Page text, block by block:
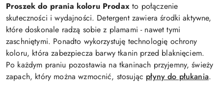
Proszek do prania koloru Prodaxto połączenie
skuteczności i wydajności. Detergent zawiera środki aktywne,
które doskonale radzą sobie z plamami - nawet tymi
zaschniętymi. Ponadto wykorzystuję technologię ochrony
koloru, która zabezpiecza barwy tkanin przed blaknięciem.
Po każdym praniu pozostawia na tkaninach przyjemny, świeży
zapach, który można wzmocnić, stosując płyny do płukania.